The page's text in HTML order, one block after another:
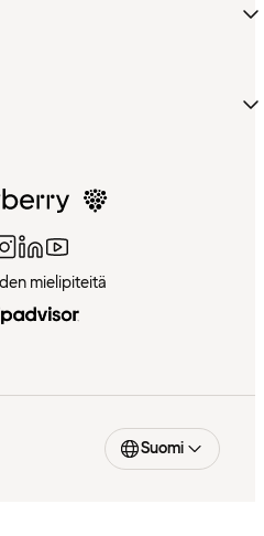
mielipiteitä
Suomi